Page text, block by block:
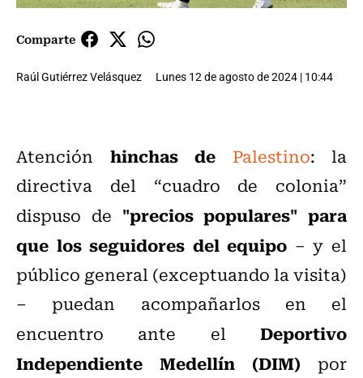
Comparte
Raúl Gutiérrez Velásquez Lunes 12 de agosto de 2024 | 10:44
Atención hinchas de Palestino: la
directiva del “cuadro de colonia”
dispuso de "precios populares" para
que los seguidores del equipo – y el
público general (exceptuando la visita)
– puedan acompañarlos en el
encuentro ante el Deportivo
Independiente Medellín
(DIM) por